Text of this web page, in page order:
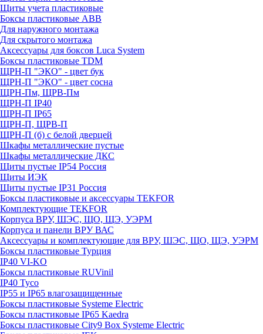
Щиты учета пластиковые
Боксы пластиковые ABB
Для наружного монтажа
Для скрытого монтажа
Аксессуары для боксов Luca System
Боксы пластиковые TDM
ЩРН-П "ЭКО" - цвет бук
ЩРН-П "ЭКО" - цвет сосна
ЩРН-Пм, ЩРВ-Пм
ЩРН-П IP40
ЩРН-П IP65
ЩРН-П, ЩРВ-П
ЩРН-П (б) с белой дверцей
Шкафы металлические пустые
Шкафы металлические ДКС
Щиты пустые IP54 Россия
Щиты ИЭК
Щиты пустые IP31 Россия
Боксы пластиковые и аксессуары TEKFOR
Комплектующие TEKFOR
Корпуса ВРУ, ШЭС, ЩО, ЩЭ, УЭРМ
Корпуса и панели ВРУ ВАС
Аксессуары и комплектующие для ВРУ, ШЭС, ЩО, ЩЭ, УЭРМ
Боксы пластиковые Турция
IP40 VI-KO
Боксы пластиковые RUVinil
IP40 Тусо
IP55 и IP65 влагозащищенные
Боксы пластиковые Systeme Electric
Боксы пластиковые IP65 Kaedra
Боксы пластиковые City9 Box Systeme Electric